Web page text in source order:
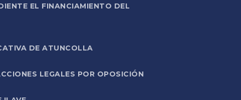
EL FINANCIAMIENTO DEL
DE ATUNCOLLA
LEGALES POR OPOSICIÓN